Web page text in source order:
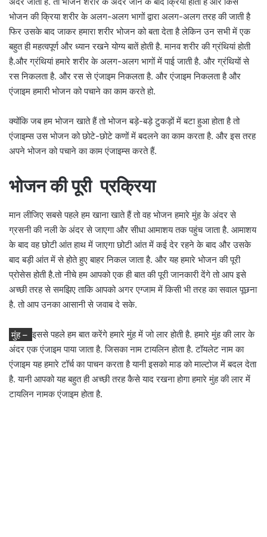
भोजन की क्रिया शरीर के अलग-अलग भागों द्वारा अलग-अलग तरह की जाती है
फिर उसके बाद जाकर हमारा शरीर भोजन को बता देता है लेकिन उन सभी में एक
बहुत ही महत्वपूर्ण और ध्यान रखने योग्य बातें होती है. मानव शरीर की ग्रंथियां होती
है.और ग्रंथियां हमारे शरीर के अलग-अलग भागों में पाई जाती है. और ग्रंथियों से
रस निकलता है. और रस से एंजाइम निकलता है. और एंजाइम निकलता है और
एंजाइम हमारी भोजन को पचाने का काम करते हो.
क्योंकि जब हम भोजन खाते हैं तो भोजन बड़े-बड़े टुकड़ों में बटा हुआ होता है तो
एंजाइम्स उस भोजन को छोटे-छोटे कणों में बदलने का काम करता है. और इस तरह
अपने भोजन को पचाने का काम एंजाइम्स करते हैं.
भोजन की पूरी प्रक्रिया
मान लीजिए सबसे पहले हम खाना खाते हैं तो वह भोजन हमारे मुंह के अंदर से
ग्रसनी की नली के अंदर से जाएगा और सीधा आमाशय तक पहुंच जाता है. आमाशय
के बाद वह छोटी आंत हाथ में जाएगा छोटी आंत में कई देर रहने के बाद और उसके
बाद बड़ी आंत में से होते हुए बाहर निकल जाता है. और यह हमारे भोजन की पूरी
प्रोसेस होती है.तो नीचे हम आपको एक ही बात की पूरी जानकारी देंगे तो आप इसे
अच्छी तरह से समझिए ताकि आपको अगर एग्जाम में किसी भी तरह का सवाल पूछना
है. तो आप उनका आसानी से जवाब दे सके.
मुंह – इससे पहले हम बात करेंगे हमारे मुंह में जो लार होती है. हमारे मुंह की लार के
अंदर एक एंजाइम पाया जाता है. जिसका नाम टायलिन होता है. टॉयलेट नाम का
एंजाइम यह हमारे टॉर्च का पाचन करता है यानी इसको माड को माल्टोज में बदल देता
है. यानी आपको यह बहुत ही अच्छी तरह कैसे याद रखना होगा हमारे मुंह की लार में
टायलिन नामक एंजाइम होता है.